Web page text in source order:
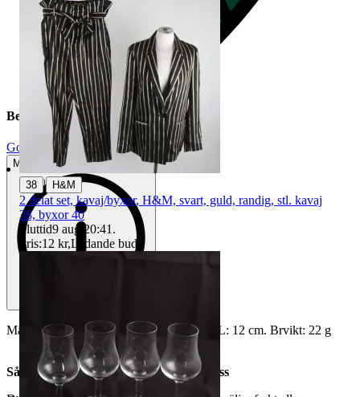
Beskrivning
Gott använt skick
Mindre tecken på användning
Märkt OR765M. Testad med Probersyra. L: 12 cm. Brvikt: 22 g
Så här går det till när du handlar hos oss
38 | H&M
2 delat set, kavaj/byxor, H&M, svart, guld, randig, stl. kavaj
38, byxor 40
Sluttid9 aug 20:41 .
Pris:12 kr,Ledande bud